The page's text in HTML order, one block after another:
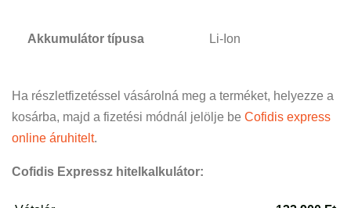
Akkumulátor típusa Li-Ion
Ha részletfizetéssel vásárolná meg a terméket, helyezze a
kosárba, majd a fizetési módnál jelölje be Cofidis express
online áruhitelt.
Cofidis Expressz hitelkalkulátor: